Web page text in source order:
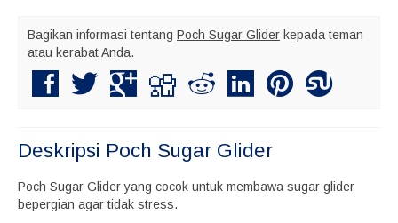
Bagikan informasi tentang Poch Sugar Glider kepada teman
atau kerabat Anda.
Deskripsi Poch Sugar Glider
Poch Sugar Glider yang cocok untuk membawa sugar glider
bepergian agar tidak stress.